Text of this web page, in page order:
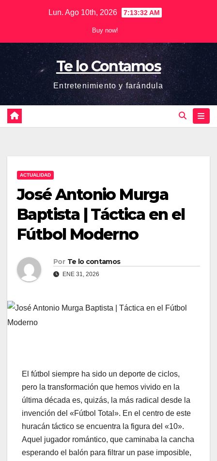
Lun. Ago 10th, 2026 7:13:32 AM
Buy now!
Te lo Contamos
Entretenimiento y farándula
ACTUALIDAD
José Antonio Murga
Baptista | Táctica en el
Fútbol Moderno
Por Te lo contamos
ENE 31, 2026
El fútbol siempre ha sido un deporte de ciclos,
pero la transformación que hemos vivido en la
última década es, quizás, la más radical desde la
invención del «Fútbol Total». En el centro de este
huracán táctico se encuentra la figura del «10».
Aquel jugador romántico, que caminaba la cancha
esperando el balón para filtrar un pase imposible,